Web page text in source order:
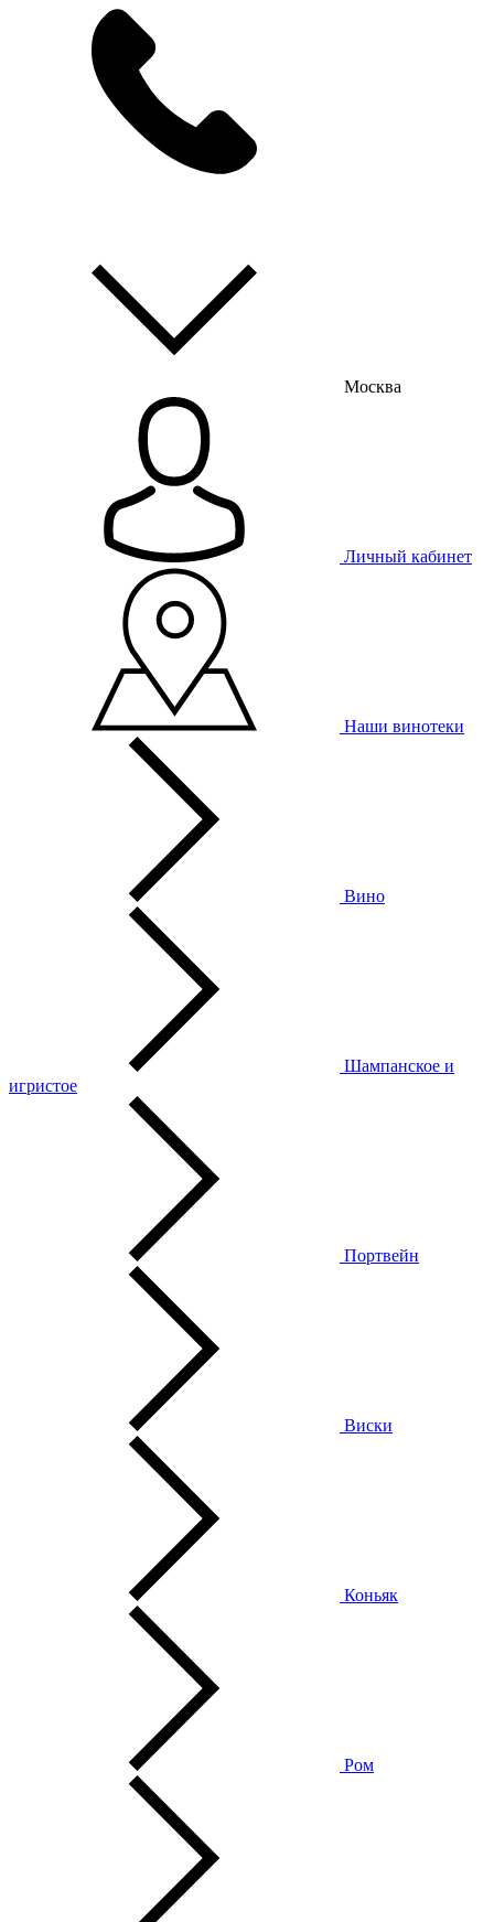
Москва
Личный кабинет
Наши винотеки
Вино
Шампанское и
игристое
Портвейн
Виски
Коньяк
Ром